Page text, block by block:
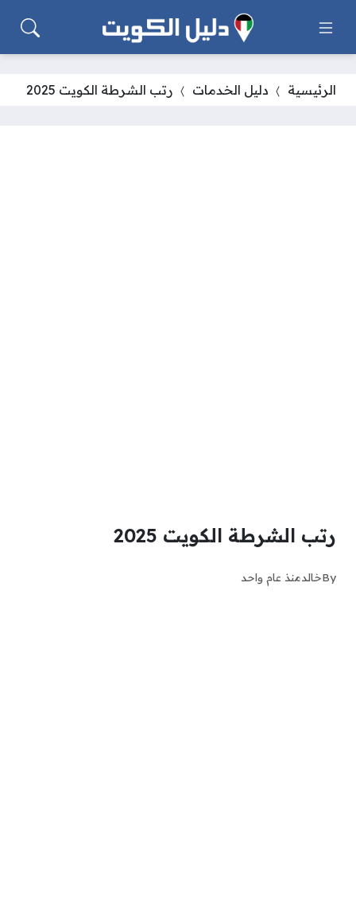
الرئيسية دليل الخدمات رتب الشرطة الكويت 2025
رتب الشرطة الكويت 2025
Byخالدمنذ عام واحد